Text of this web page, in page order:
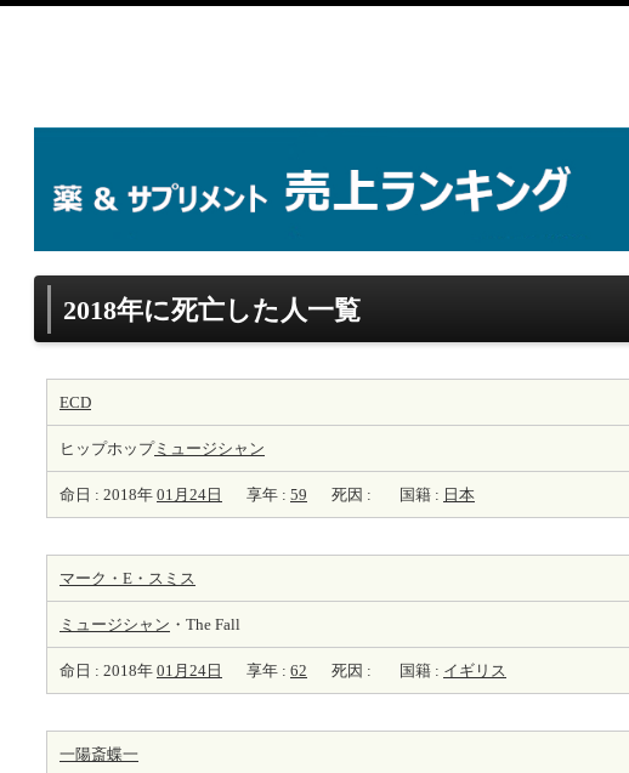
2018年に死亡した人一覧
ECD
ヒップホップミュージシャン
命日 : 2018年 01月24日 享年 : 59 死因 : 国籍 : 日本
マーク・E・スミス
ミュージシャン ・The Fall
命日 : 2018年 01月24日 享年 : 62 死因 : 国籍 : イギリス
一陽斎蝶一